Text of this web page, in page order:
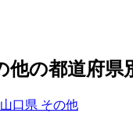
の都道府県
山口県 その他